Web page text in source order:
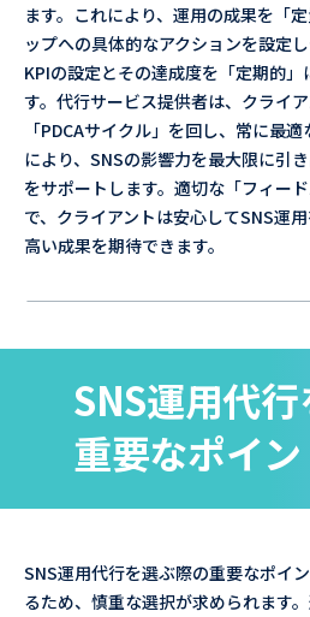
ます。これにより、運用の成果を「
ップへの具体的なアクションを設定
KPIの設定とその達成度を「定期的
す。代行サービス提供者は、クライ
「PDCAサイクル」を回し、常に最
により、SNSの影響力を最大限に引
をサポートします。適切な「フィー
で、クライアントは安心してSNS運
高い成果を期待できます。
SNS運用代
重要なポイン
SNS運用代行を選ぶ際の重要なポイ
るため、慎重な選択が求められます